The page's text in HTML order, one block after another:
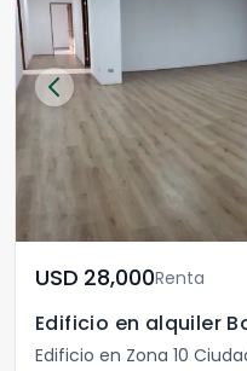
USD	28,000Renta
Edificio en Zona 10